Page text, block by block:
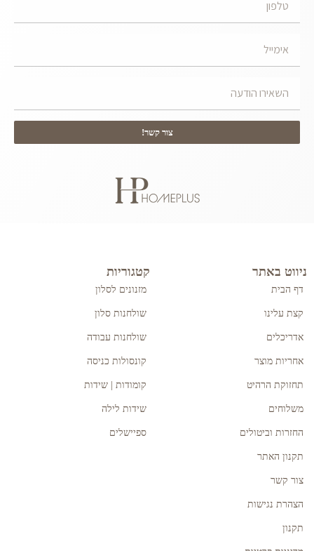
צור קשר!
ניווט באתר
דף הבית
קצת עלינו
אדריכלים
אחריות מוצר
תחזוקת הרהיט
משלוחים
החזרות וביטולים
תקנון האתר
צור קשר
הצהרת נגישות
תקנון
קטגוריות
מזנונים לסלון
שולחנות סלון
שולחנות עבודה
קונסולות כניסה
קומודות | שידות
שידות לילה
ספיישלים